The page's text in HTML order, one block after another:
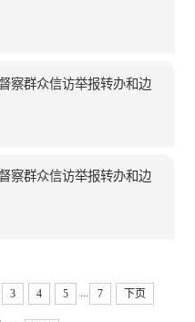
察群众信访举报转办和边
察群众信访举报转办和边
3 4 5 7 下页